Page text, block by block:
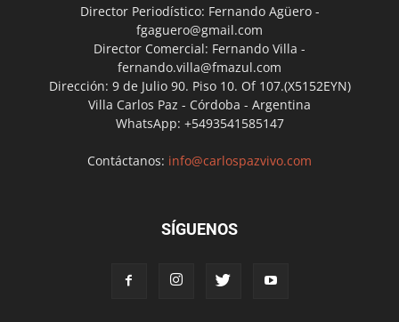
Director Periodístico: Fernando Agüero -
fgaguero@gmail.com
Director Comercial: Fernando Villa -
fernando.villa@fmazul.com
Dirección: 9 de Julio 90. Piso 10. Of 107.(X5152EYN)
Villa Carlos Paz - Córdoba - Argentina
WhatsApp: +5493541585147
Contáctanos: info@carlospazvivo.com
SÍGUENOS